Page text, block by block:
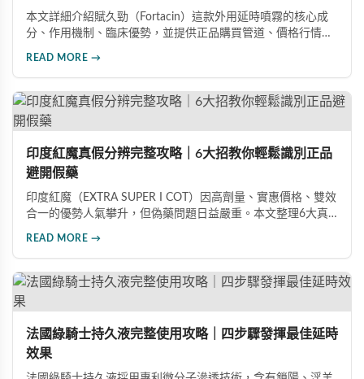
本文詳細介紹賦久勁（Fortacin）這款外用延時噴霧的核心成
分、作用機制、臨床優勢，並提供正品購買管道、價格行情比
READ MORE →
印度紅魔真假分辨完整攻略｜6大招教你輕鬆識別正品
避開假藥
印度紅魔（EXTRA SUPER I COT）因高劑量、實惠價格、雙效
合一的優勢人氣攀升，但偽藥問題日益嚴重。本文整理6大真
READ MORE →
法國綠騎士持久液完整使用攻略｜四步驟發揮最佳延時
效果